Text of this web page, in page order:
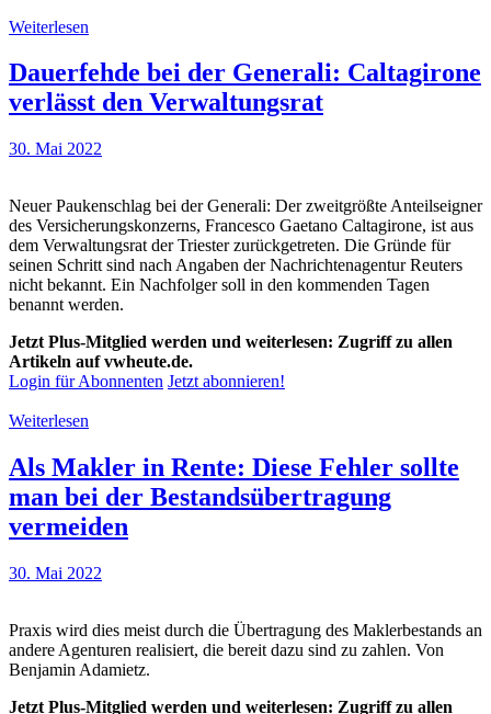
Weiterlesen
Dauerfehde bei der Generali: Caltagirone
verlässt den Verwaltungsrat
30. Mai 2022
Neuer Paukenschlag bei der Generali: Der zweitgrößte Anteilseigner
des Versicherungskonzerns, Francesco Gaetano Caltagirone, ist aus
dem Verwaltungsrat der Triester zurückgetreten. Die Gründe für
seinen Schritt sind nach Angaben der Nachrichtenagentur Reuters
nicht bekannt. Ein Nachfolger soll in den kommenden Tagen
benannt werden.
Jetzt Plus-Mitglied werden und weiterlesen: Zugriff zu allen
Artikeln auf vwheute.de.
Login für Abonnenten Jetzt abonnieren!
Weiterlesen
Als Makler in Rente: Diese Fehler sollte
man bei der Bestandsübertragung
vermeiden
30. Mai 2022
Praxis wird dies meist durch die Übertragung des Maklerbestands an
andere Agenturen realisiert, die bereit dazu sind zu zahlen. Von
Benjamin Adamietz.
Jetzt Plus-Mitglied werden und weiterlesen: Zugriff zu allen